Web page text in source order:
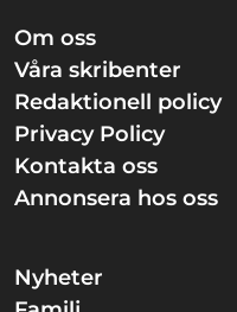
Om oss
Våra skribenter
Redaktionell policy
Privacy Policy
Kontakta oss
Annonsera hos oss
Nyheter